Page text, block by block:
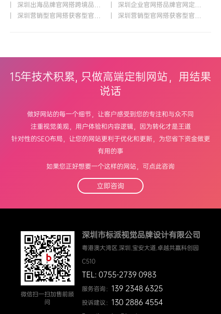
| 深圳出海品牌官网搭跨境品牌策...
| 深圳企业官网搭品牌官网定制企...
| 深圳营销型官网搭获客型官网开...
| 深圳营销型官网搭获客型官网开...
15年技术积累, 只做高端定制网站，用结果
说话
做好网站的每一个细节，让客户感受到您的专注和与众不同
注重视觉美观，用户体验和内容逻辑，因为转化才是王道
针对性的SEO布局，让您的网站更利于优化和更新，为您省下资金做更
有用的事
如果您正好想要一个这样的网站，可点此咨询
立即咨询
微信扫一扫加售前顾
问
深圳市标派视觉品牌设计有限公司
粤港澳大湾区.深圳.宝安大道.卓越共赢科创园
C510
TEL: 0755-2739 0983
服务咨询： 139 2348 6325
投诉建议： 130 2886 4554